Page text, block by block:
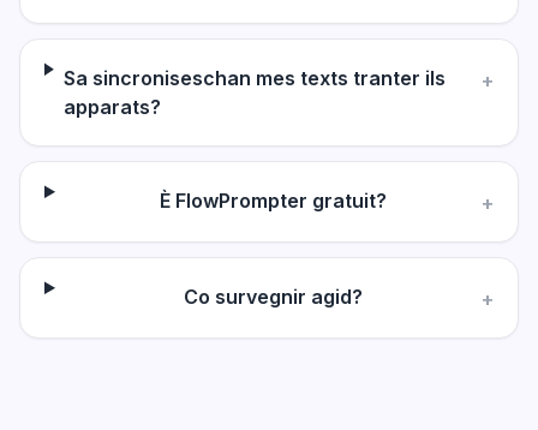
Sa sincroniseschan mes texts tranter ils
apparats?
+
È FlowPrompter gratuit? +
Co survegnir agid? +